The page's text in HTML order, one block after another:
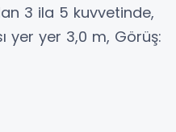
3 ila 5 kuvvetinde,
yer yer 3,0 m, Görüş: